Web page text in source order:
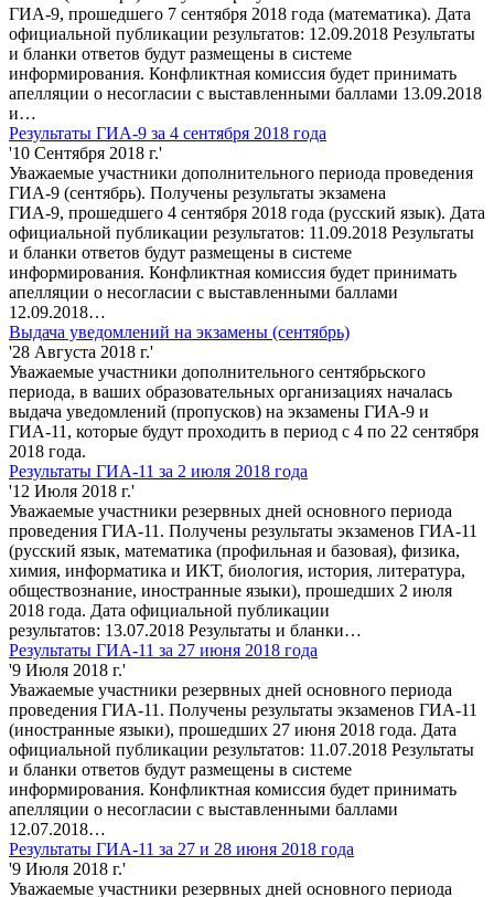
ГИА-9, прошедшего 7 сентября 2018 года (математика). Дата
официальной публикации результатов: 12.09.2018 Результаты
и бланки ответов будут размещены в системе
информирования. Конфликтная комиссия будет принимать
апелляции о несогласии с выставленными баллами 13.09.2018
и…
Результаты ГИА-9 за 4 сентября 2018 года
'10 Сентября 2018 г.'
Уважаемые участники дополнительного периода проведения
ГИА-9 (сентябрь). Получены результаты экзамена
ГИА-9, прошедшего 4 сентября 2018 года (русский язык). Дата
официальной публикации результатов: 11.09.2018 Результаты
и бланки ответов будут размещены в системе
информирования. Конфликтная комиссия будет принимать
апелляции о несогласии с выставленными баллами
12.09.2018…
Выдача уведомлений на экзамены (сентябрь)
'28 Августа 2018 г.'
Уважаемые участники дополнительного сентябрьского
периода, в ваших образовательных организациях началась
выдача уведомлений (пропусков) на экзамены ГИА-9 и
ГИА-11, которые будут проходить в период с 4 по 22 сентября
2018 года.
Результаты ГИА-11 за 2 июля 2018 года
'12 Июля 2018 г.'
Уважаемые участники резервных дней основного периода
проведения ГИА-11. Получены результаты экзаменов ГИА-11
(русский язык, математика (профильная и базовая), физика,
химия, информатика и ИКТ, биология, история, литература,
обществознание, иностранные языки), прошедших 2 июля
2018 года. Дата официальной публикации
результатов: 13.07.2018 Результаты и бланки…
Результаты ГИА-11 за 27 июня 2018 года
'9 Июля 2018 г.'
Уважаемые участники резервных дней основного периода
проведения ГИА-11. Получены результаты экзаменов ГИА-11
(иностранные языки), прошедших 27 июня 2018 года. Дата
официальной публикации результатов: 11.07.2018 Результаты
и бланки ответов будут размещены в системе
информирования. Конфликтная комиссия будет принимать
апелляции о несогласии с выставленными баллами
12.07.2018…
Результаты ГИА-11 за 27 и 28 июня 2018 года
'9 Июля 2018 г.'
Уважаемые участники резервных дней основного периода